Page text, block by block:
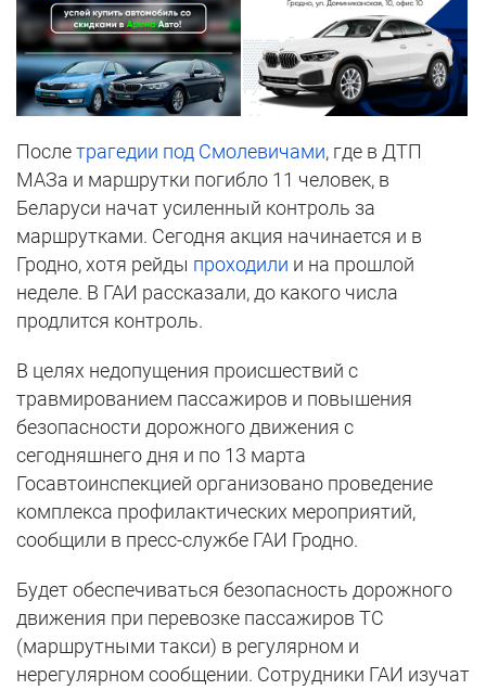
Послетрагедии под Смолевичами, где в ДТП
МАЗа и маршрутки погибло 11 человек, в
Беларуси начат усиленный контроль за
маршрутками. Сегодня акция начинается и в
Гродно, хотя рейды проходили и на прошлой
неделе. В ГАИ рассказали, до какого числа
продлится контроль.
В целях недопущения происшествий с
травмированием пассажиров и повышения
безопасности дорожного движения с
сегодняшнего дня и по 13 марта
Госавтоинспекцией организовано проведение
комплекса профилактических мероприятий,
сообщили в пресс-службе ГАИ Гродно.
Будет обеспечиваться безопасность дорожного
движения при перевозке пассажиров ТС
(маршрутными такси) в регулярном и
нерегулярном сообщении. Сотрудники ГАИ изучат